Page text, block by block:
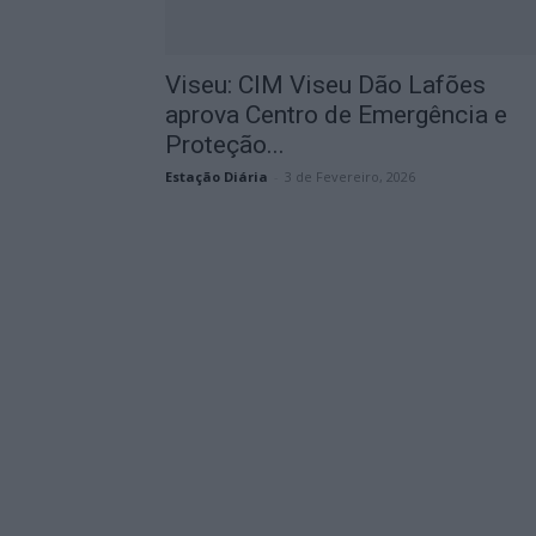
Viseu: CIM Viseu Dão Lafões
aprova Centro de Emergência e
Proteção...
Estação Diária 3 de Fevereiro, 2026